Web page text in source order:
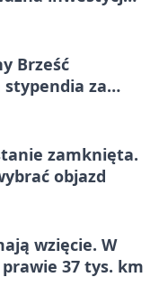
Brześć
za
zamknięta.
objazd
wzięcie. W
37 tys. km